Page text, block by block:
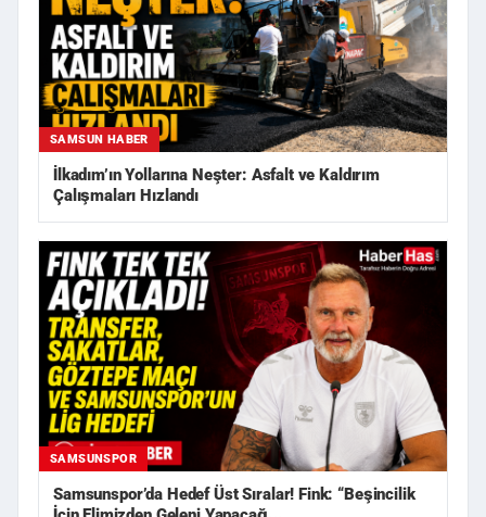
SAMSUN HABER
İlkadım’ın Yollarına Neşter: Asfalt ve Kaldırım
Çalışmaları Hızlandı
SAMSUNSPOR
Samsunspor’da Hedef Üst Sıralar! Fink: “Beşincilik